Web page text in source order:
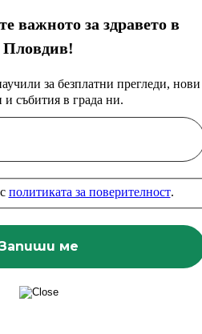
важното за здравето в
Пловдив!
за безплатни прегледи, нови
събития в града ни.
политиката за поверителност.